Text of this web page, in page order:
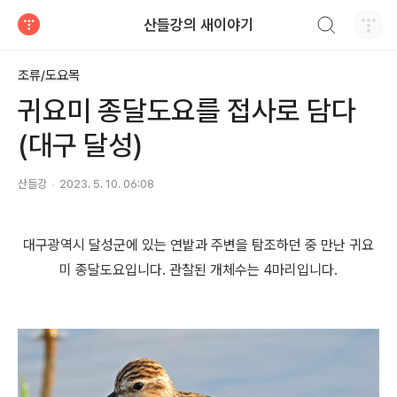
산들강의 새이야기
조류/도요목
귀요미 종달도요를 접사로 담다
(대구 달성)
산들강 2023. 5. 10. 06:08
대구광역시 달성군에 있는 연밭과 주변을 탐조하던 중 만난 귀요
미 종달도요입니다. 관찰된 개체수는 4마리입니다.